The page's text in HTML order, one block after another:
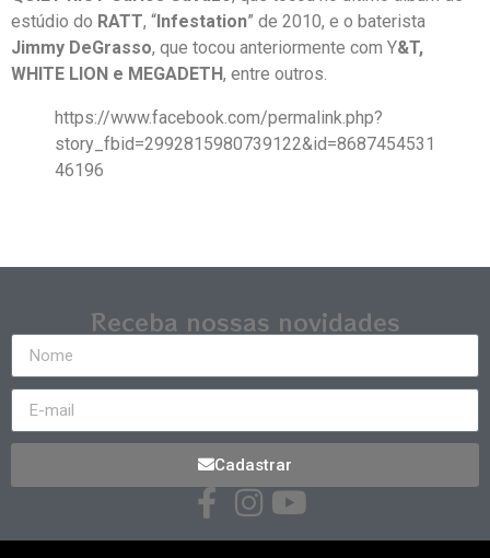
estúdio do RATT, “Infestation” de 2010, e o baterista
Jimmy DeGrasso, que tocou anteriormente com Y&T,
WHITE LION e MEGADETH, entre outros.
https://www.facebook.com/permalink.php?
story_fbid=2992815980739122&id=8687454531
46196
Receba nossas novidades
Cadastrar